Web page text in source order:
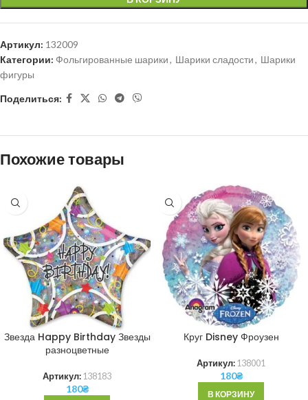
Артикул: 132009
Категории: Фольгированные шарики, Шарики сладости, Шарики
фигуры
Поделиться:
Похожие товары
Звезда Happy Birthday Звезды
разноцветные
Артикул: 138183
180₴
Круг Disney Фроузен
Артикул: 138001
180₴
В КОРЗИНУ